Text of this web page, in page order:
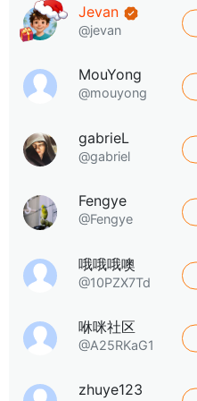
Jevan
@jevan
MouYong
@mouyong
gabrieL
@gabriel
Fengye
@Fengye
哦哦哦噢
@10PZX7Td
咻咪社区
@A25RKaG1
zhuye123